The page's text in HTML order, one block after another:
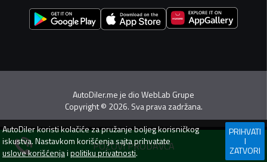
POZOVI PRODAVCA
AutoDiler.me je dioWebLab Grupe
Copyright© 2026. Sva prava zadržana.
AutoDilerkoristi kolačiće za pružanje boljeg korisničkog
iskustva. Nastavkom korišćenja sajta prihvatate
uslove korišćenjaipolitiku privatnosti.
PRIHVATI
I
ZATVORI